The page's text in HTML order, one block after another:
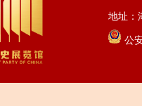
地址：
公